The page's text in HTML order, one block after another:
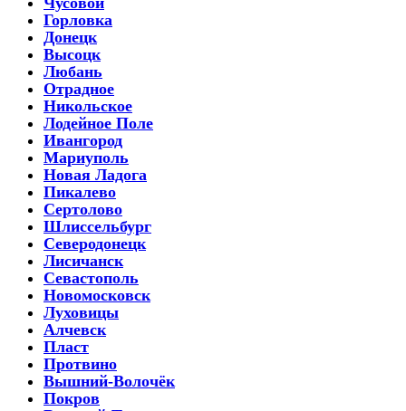
Горловка
Донецк
Высоцк
Любань
Отрадное
Никольское
Лодейное Поле
Ивангород
Мариуполь
Новая Ладога
Пикалево
Сертолово
Шлиссельбург
Северодонецк
Лисичанск
Севастополь
Новомосковск
Луховицы
Алчевск
Пласт
Протвино
Вышний-Волочёк
Покров